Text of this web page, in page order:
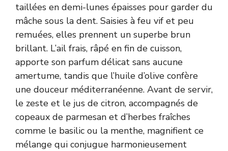
taillées en demi-lunes épaisses pour garder du
mâche sous la dent. Saisies à feu vif et peu
remuées, elles prennent un superbe brun
brillant. L’ail frais, râpé en fin de cuisson,
apporte son parfum délicat sans aucune
amertume, tandis que l’huile d’olive confère
une douceur méditerranéenne. Avant de servir,
le zeste et le jus de citron, accompagnés de
copeaux de parmesan et d’herbes fraîches
comme le basilic ou la menthe, magnifient ce
mélange qui conjugue harmonieusement